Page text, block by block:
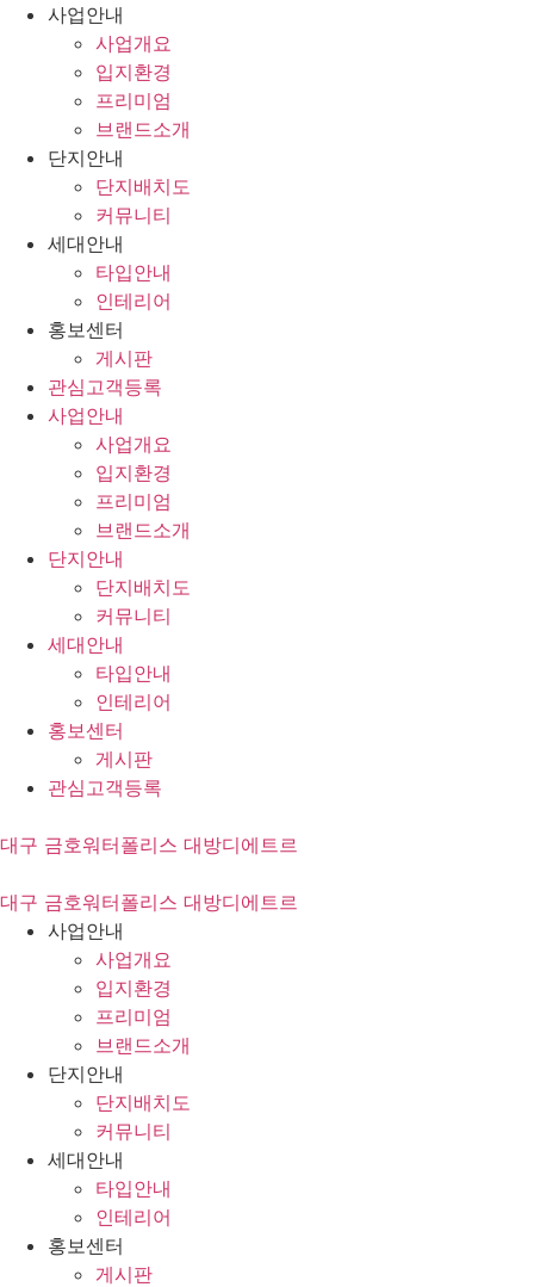
사업안내
사업개요
입지환경
프리미엄
브랜드소개
단지안내
단지배치도
커뮤니티
세대안내
타입안내
인테리어
홍보센터
게시판
관심고객등록
사업안내
사업개요
입지환경
프리미엄
브랜드소개
단지안내
단지배치도
커뮤니티
세대안내
타입안내
인테리어
홍보센터
게시판
관심고객등록
대구 금호워터폴리스 대방디에트르
대구 금호워터폴리스 대방디에트르
사업안내
사업개요
입지환경
프리미엄
브랜드소개
단지안내
단지배치도
커뮤니티
세대안내
타입안내
인테리어
홍보센터
게시판